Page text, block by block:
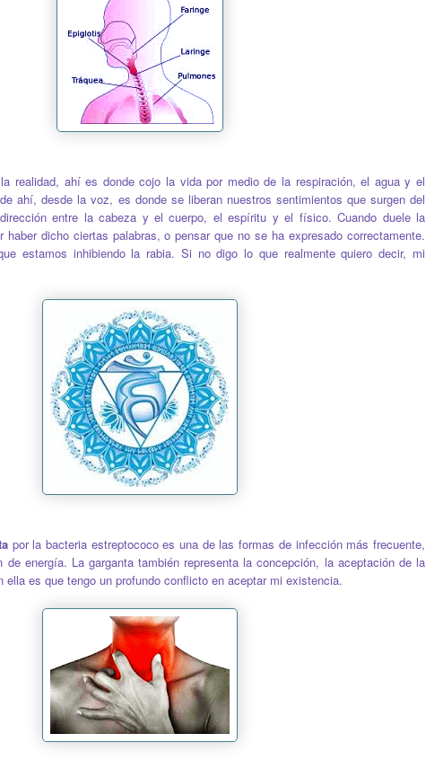
realidad, ahí es donde cojo la vida por medio de la respiración, el agua y el
ahí, desde la voz, es donde se liberan nuestros sentimientos que surgen del
entre la cabeza y el cuerpo, el espíritu y el físico. Cuando duele la
haber dicho ciertas palabras, o pensar que no se ha expresado correctamente.
estamos inhibiendo la rabia. Si no digo lo que realmente quiero decir, mi
por la bacteria estreptococo es una de las formas de infección más frecuente,
de energía. La garganta también representa la concepción, la aceptación de la
es que tengo un profundo conflicto en aceptar mi existencia.